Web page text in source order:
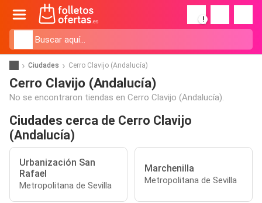
!
Ciudades Cerro Clavijo (Andalucía)
Cerro Clavijo (Andalucía)
No se encontraron tiendas en Cerro Clavijo (Andalucía).
Ciudades cerca de Cerro Clavijo
(Andalucía)
Urbanización San
Rafael
Metropolitana de Sevilla
Marchenilla
Metropolitana de Sevilla